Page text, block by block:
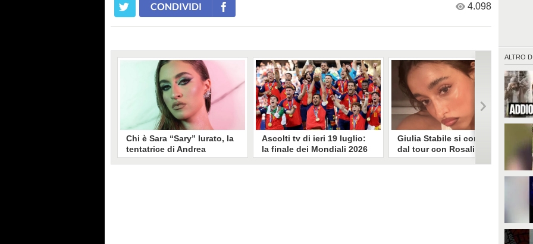
ALTRO DI
CONDIVIDI 4.098
Chi è Sara “Sary” Iurato, la
tentatrice di Andrea
Petraroli a Temptation
Ascolti tv di ieri 19 luglio:
la finale dei Mondiali 2026
Spagna-Argentina
Giulia Stabile si confessa
dal tour con Rosalia: "Non
sono stata bene, costretta